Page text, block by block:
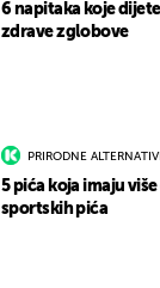
6 napitaka koje
zdrave zglobove
PRIRODNE
5 pića koja imaju
sportskih pića